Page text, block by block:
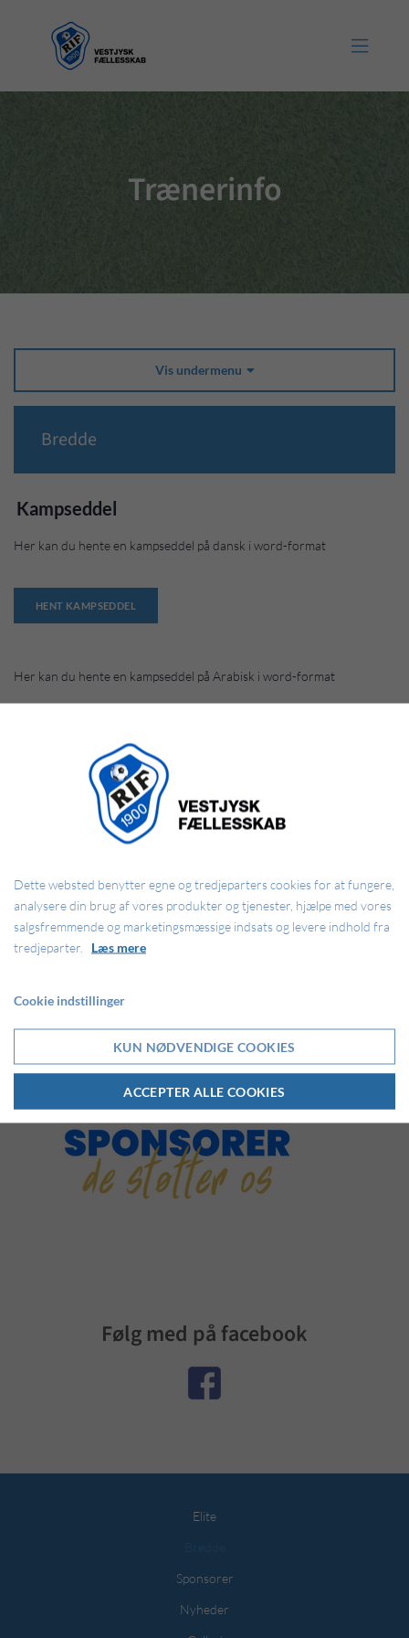

Trænerinfo
Vis undermenu 
Bredde
Kampseddel
Her kan du hente en kampseddel på dansk i word-format
HENT KAMPSEDDEL
Her kan du hente en kampseddel på Arabisk i word-format
Ringkøbing IF
Følg med på facebook
Elite
Sponsorer
Nyheder
Dette websted benytter egne og tredjeparters cookies for at fungere,
analysere din brug af vores produkter og tjenester, hjælpe med vores
salgsfremmende og marketingsmæssige indsats og levere indhold fra
tredjeparter. Læs mere
Cookie indstillinger
KUN NØDVENDIGE COOKIES
ACCEPTER ALLE COOKIES